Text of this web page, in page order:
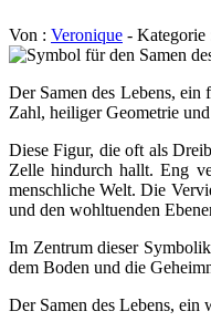
Von : Veronique - Kategorie
Der Samen des Lebens,
Zahl, heiliger Geometrie
Diese Figur, die oft als
Zelle hindurch hallt. Eng
menschliche Welt. Die
und den wohltuenden
Im Zentrum dieser
dem Boden und die
Der Samen des Lebens, ein